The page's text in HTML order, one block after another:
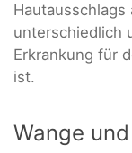
unterschiedlich
Erkrankung für
ist.
Wange